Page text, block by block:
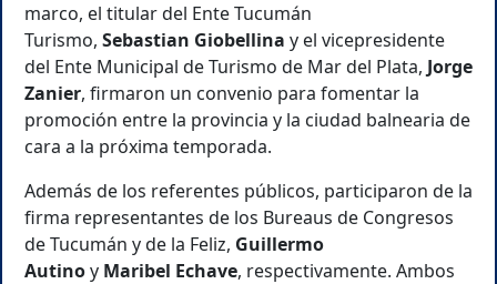
marco, el titular del Ente Tucumán
Turismo, Sebastian Giobellina y el vicepresidente
del Ente Municipal de Turismo de Mar del Plata, Jorge
Zanier, firmaron un convenio para fomentar la
promoción entre la provincia y la ciudad balnearia de
cara a la próxima temporada.
Además de los referentes públicos, participaron de la
firma representantes de los Bureaus de Congresos
de Tucumán y de la Feliz, Guillermo
Autinoy Maribel Echave, respectivamente. Ambos